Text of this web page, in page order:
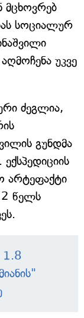
სოციალურ
უკვე
ძეგლია,
გუნდმა
არტეფაქტი
წელს
1.8